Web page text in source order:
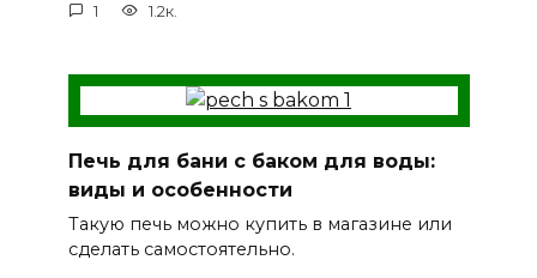
1 1.2к.
Печь для бани с баком для воды:
виды и особенности
Такую печь можно купить в магазине или
сделать самостоятельно.